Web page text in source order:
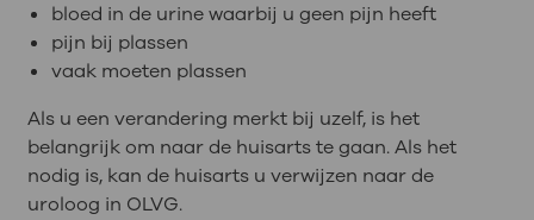
bloed in de urine waarbij u geen pijn heeft
pijn bij plassen
vaak moeten plassen
Als u een verandering merkt bij uzelf, is het
belangrijk om naar de huisarts te gaan. Als het
nodig is, kan de huisarts u verwijzen naar de
uroloog in OLVG.